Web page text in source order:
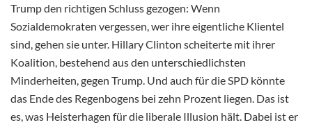
Trump den richtigen Schluss gezogen: Wenn
Sozialdemokraten vergessen, wer ihre eigentliche Klientel
sind, gehen sie unter. Hillary Clinton scheiterte mit ihrer
Koalition, bestehend aus den unterschiedlichsten
Minderheiten, gegen Trump. Und auch für die SPD könnte
das Ende des Regenbogens bei zehn Prozent liegen. Das ist
es, was Heisterhagen für die liberale Illusion hält. Dabei ist er